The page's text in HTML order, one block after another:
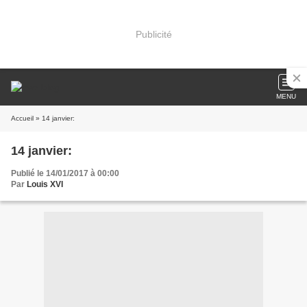
Publicité
MENU
Accueil » 14 janvier:
14 janvier:
Publié le 14/01/2017 à 00:00
Par Louis XVI